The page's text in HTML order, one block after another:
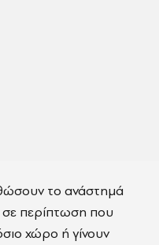
το ανάστημά
σε περίπτωση που
χώρο ή γίνουν